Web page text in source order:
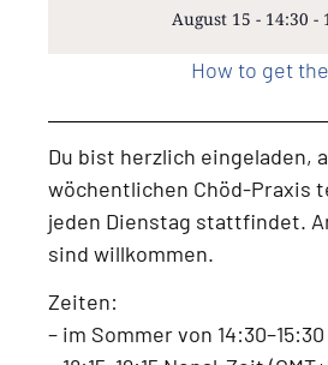
August 15 - 14:30 -
How to get
Du bist herzlich eingeladen,
wöchentlichen Chöd-Praxis
jeden Dienstag stattfindet.
sind willkommen.
Zeiten:
– im Sommer von 14:30–15:30